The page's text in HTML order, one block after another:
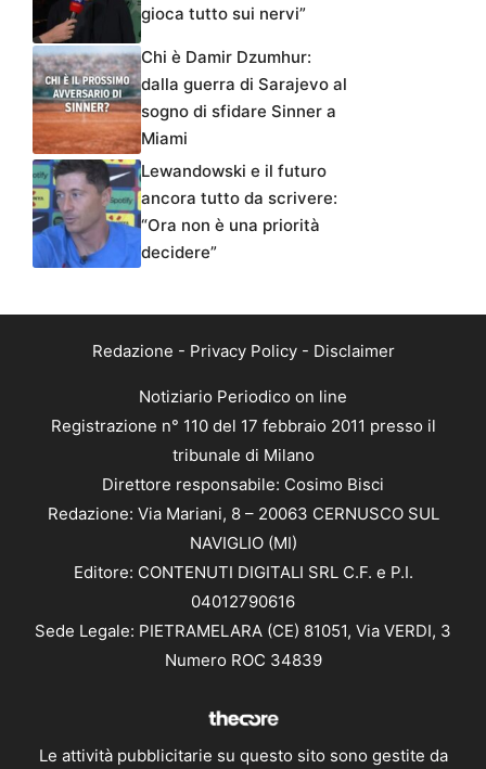
gioca tutto sui nervi”
Chi è Damir Dzumhur:
dalla guerra di Sarajevo al
sogno di sfidare Sinner a
Miami
Lewandowski e il futuro
ancora tutto da scrivere:
“Ora non è una priorità
decidere”
Redazione - Privacy Policy- Disclaimer
Notiziario Periodico on line
Registrazione n° 110 del 17 febbraio 2011 presso il
tribunale di Milano
Direttore responsabile: Cosimo Bisci
Redazione: Via Mariani, 8 – 20063 CERNUSCO SUL
NAVIGLIO (MI)
Editore: CONTENUTI DIGITALI SRL C.F. e P.I.
04012790616
Sede Legale: PIETRAMELARA (CE) 81051, Via VERDI, 3
Numero ROC 34839
Le attività pubblicitarie su questo sito sono gestite da